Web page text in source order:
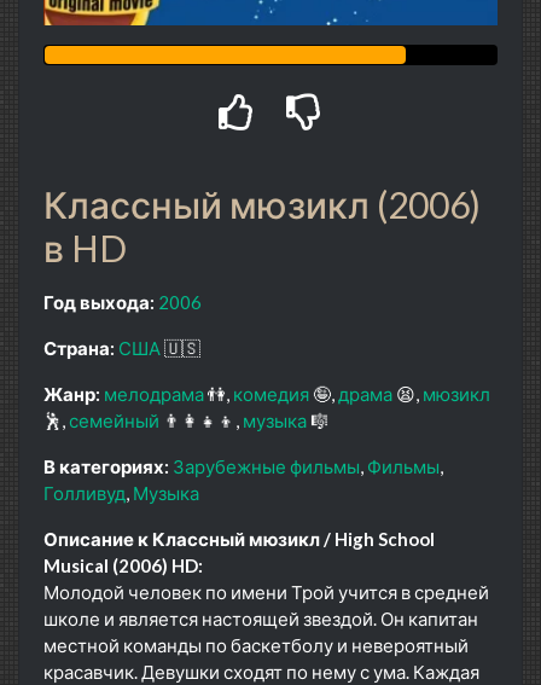
Классный мюзикл (2006)
в HD
Год выхода: 2006
Страна: США🇺🇸
Жанр: мелодрама👫 комедия 🤪 драма 😫 мюзикл
🕺 семейный 👨‍👩‍👧‍👦 музыка 🎼
В категориях: Зарубежные фильмы Фильмы
Голливуд Музыка
Описание к Классный мюзикл / High School
Musical (2006) HD:
Молодой человек по имени Трой учится в средней
школе и является настоящей звездой. Он капитан
местной команды по баскетболу и невероятный
красавчик. Девушки сходят по нему с ума. Каждая